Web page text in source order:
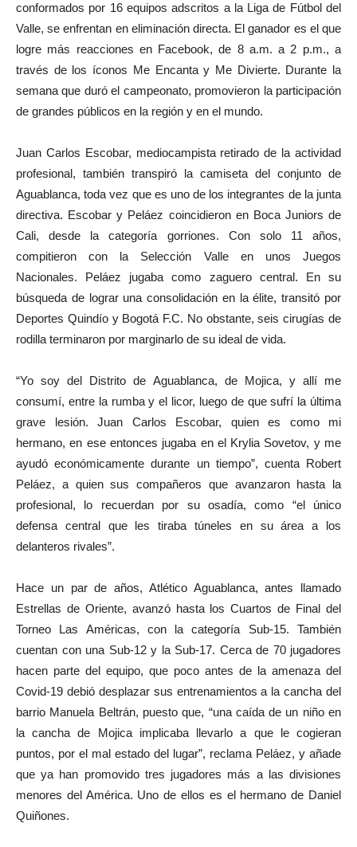
conformados por 16 equipos adscritos a la Liga de Fútbol del
Valle, se enfrentan en eliminación directa. El ganador es el que
logre más reacciones en Facebook, de 8 a.m. a 2 p.m., a
través de los íconos Me Encanta y Me Divierte. Durante la
semana que duró el campeonato, promovieron la participación
de grandes públicos en la región y en el mundo.
Juan Carlos Escobar, mediocampista retirado de la actividad
profesional, también transpiró la camiseta del conjunto de
Aguablanca, toda vez que es uno de los integrantes de la junta
directiva. Escobar y Peláez coincidieron en Boca Juniors de
Cali, desde la categoría gorriones. Con solo 11 años,
compitieron con la Selección Valle en unos Juegos
Nacionales. Peláez jugaba como zaguero central. En su
búsqueda de lograr una consolidación en la élite, transitó por
Deportes Quindío y Bogotá F.C. No obstante, seis cirugías de
rodilla terminaron por marginarlo de su ideal de vida.
“Yo soy del Distrito de Aguablanca, de Mojica, y allí me
consumí, entre la rumba y el licor, luego de que sufrí la última
grave lesión. Juan Carlos Escobar, quien es como mi
hermano, en ese entonces jugaba en el Krylia Sovetov, y me
ayudó económicamente durante un tiempo”, cuenta Robert
Peláez, a quien sus compañeros que avanzaron hasta la
profesional, lo recuerdan por su osadía, como “el único
defensa central que les tiraba túneles en su área a los
delanteros rivales”.
Hace un par de años, Atlético Aguablanca, antes llamado
Estrellas de Oriente, avanzó hasta los Cuartos de Final del
Torneo Las Américas, con la categoría Sub-15. También
cuentan con una Sub-12 y la Sub-17. Cerca de 70 jugadores
hacen parte del equipo, que poco antes de la amenaza del
Covid-19 debió desplazar sus entrenamientos a la cancha del
barrio Manuela Beltrán, puesto que, “una caída de un niño en
la cancha de Mojica implicaba llevarlo a que le cogieran
puntos, por el mal estado del lugar”, reclama Peláez, y añade
que ya han promovido tres jugadores más a las divisiones
menores del América. Uno de ellos es el hermano de Daniel
Quiñones.